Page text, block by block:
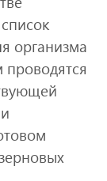
организма